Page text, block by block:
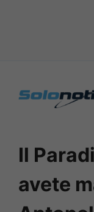
Il
avete